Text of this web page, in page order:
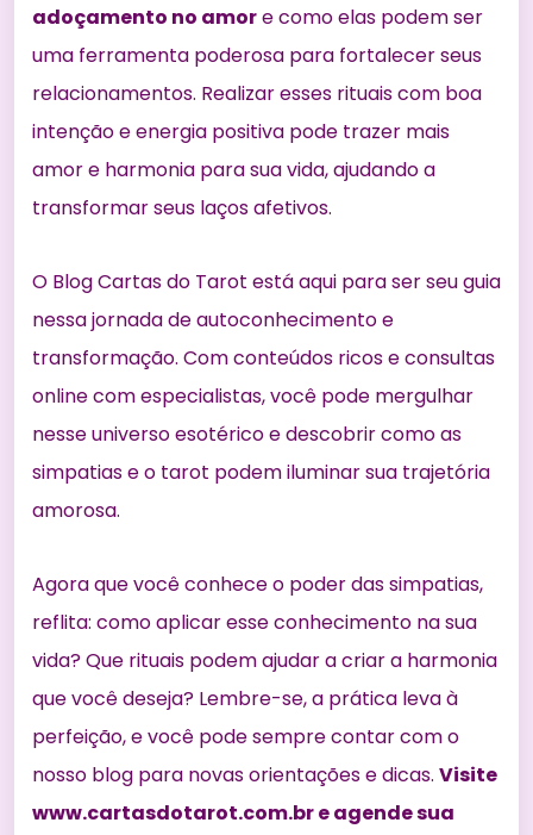
adoçamento no amore como elas podem ser
uma ferramenta poderosa para fortalecerseus
relacionamentos. Realizar esses rituais com boa
intenção e energia positiva pode trazer mais
amor e harmonia para sua vida, ajudando a
transformar seus laços afetivos.
O Blog Cartas do Tarot está aqui para ser seu guia
nessa jornada de autoconhecimento e
transformação. Com conteúdos ricos e consultas
online com especialistas, você pode mergulhar
nesse universo esotérico e descobrir como as
simpatias e o tarot podem iluminar sua trajetória
amorosa.
Agora que você conhece o poder das simpatias,
reflita: como aplicar esse conhecimento na sua
vida? Que rituais podem ajudar a criar a harmonia
que você deseja? Lembre-se, a prática leva à
perfeição, e você pode sempre contar com o
nosso blog para novas orientações e dicas. Visite
www.cartasdotarot.com.br e agende sua